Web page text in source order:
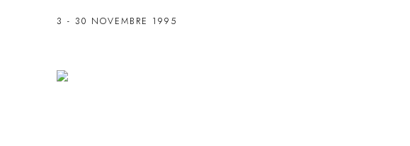
3 - 30 NOVEMBRE 1995